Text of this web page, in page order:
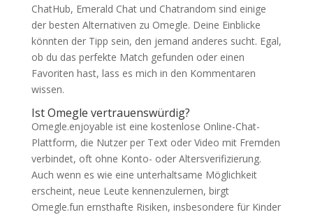
ChatHub, Emerald Chat und Chatrandom sind einige
der besten Alternativen zu Omegle. Deine Einblicke
könnten der Tipp sein, den jemand anderes sucht. Egal,
ob du das perfekte Match gefunden oder einen
Favoriten hast, lass es mich in den Kommentaren
wissen.
Ist Omegle vertrauenswürdig?
Omegle.enjoyable ist eine kostenlose Online-Chat-
Plattform, die Nutzer per Text oder Video mit Fremden
verbindet, oft ohne Konto- oder Altersverifizierung.
Auch wenn es wie eine unterhaltsame Möglichkeit
erscheint, neue Leute kennenzulernen, birgt
Omegle.fun ernsthafte Risiken, insbesondere für Kinder